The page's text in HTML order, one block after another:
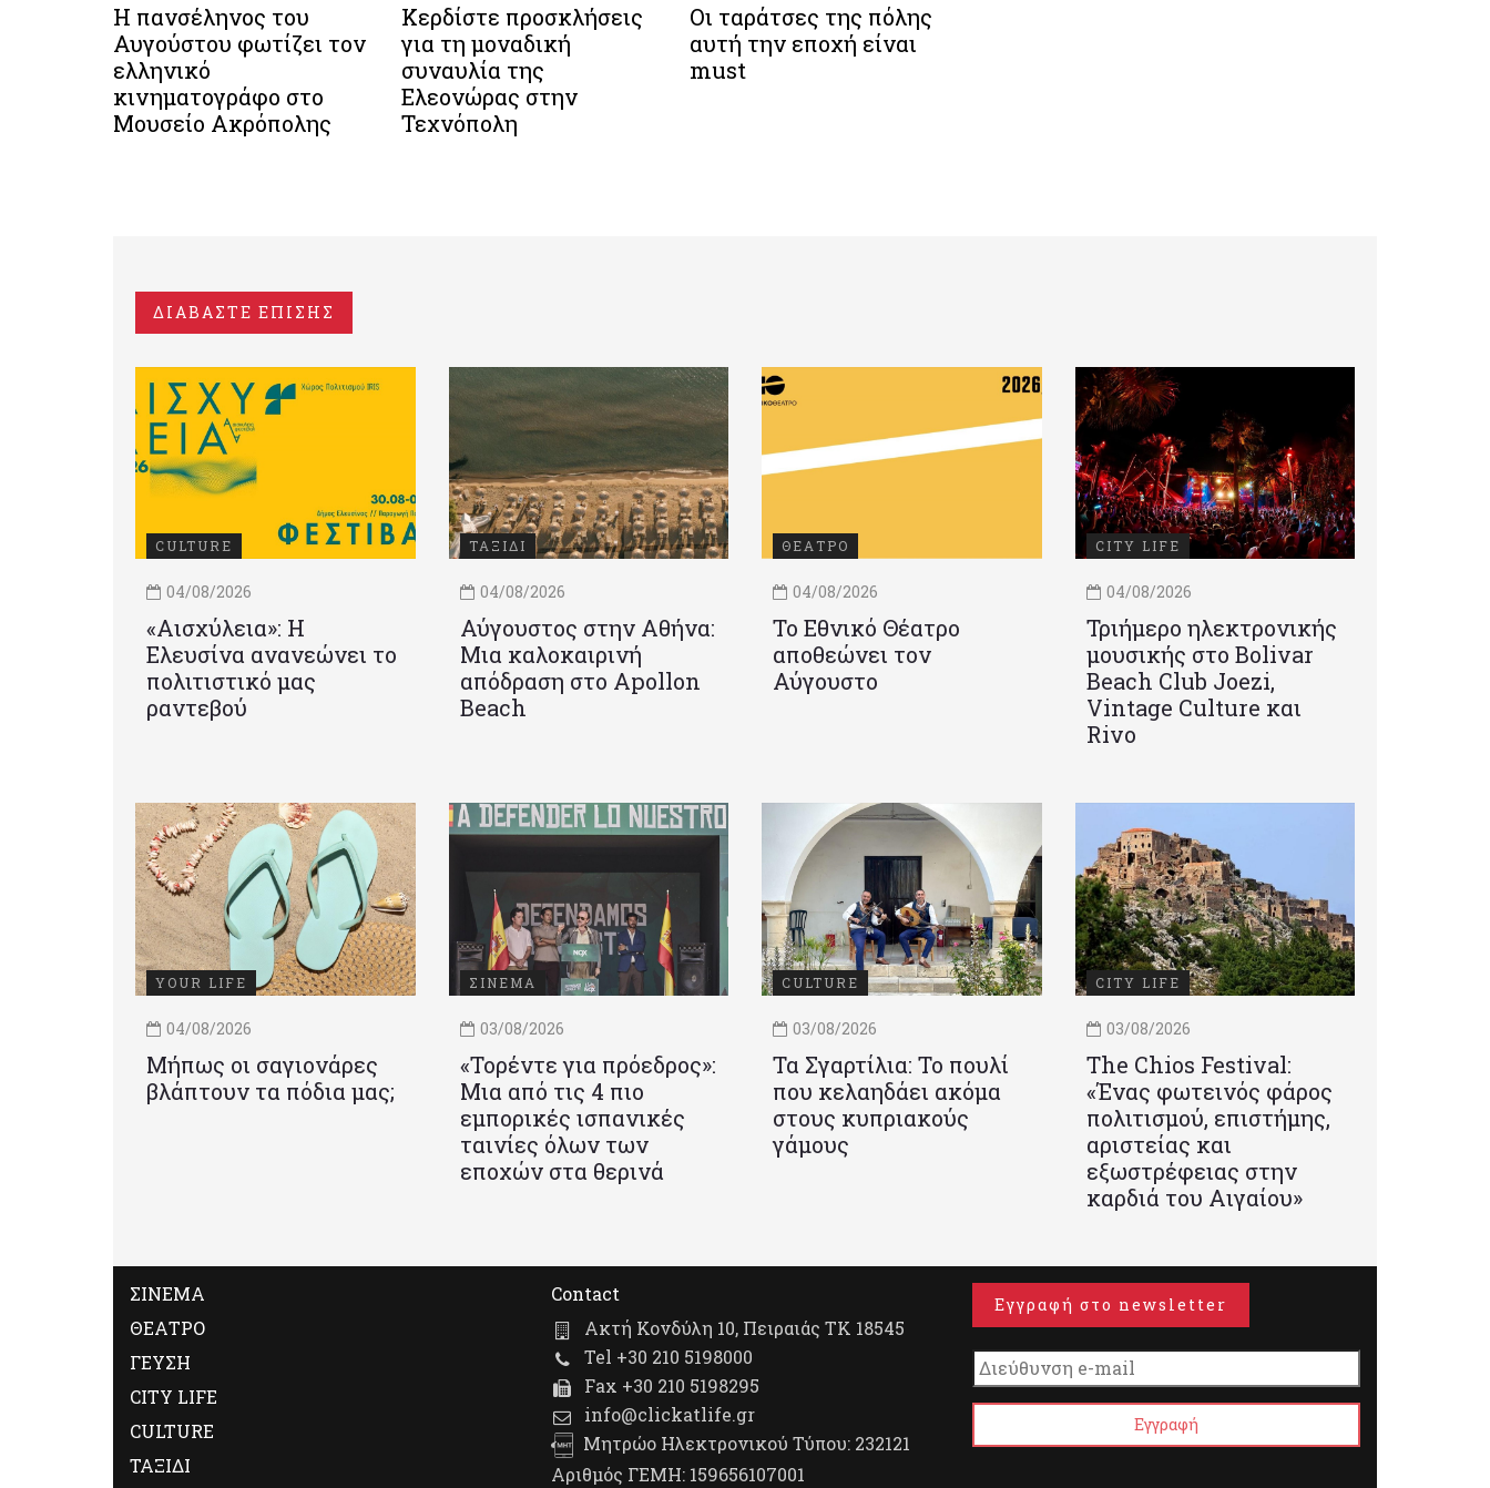
Η πανσέληνος του
Αυγούστου φωτίζει τον
ελληνικό
κινηματογράφο στο
Μουσείο Ακρόπολης
Κερδίστε προσκλήσεις
για τη μοναδική
συναυλία της
Ελεονώρας στην
Τεχνόπολη
Οι ταράτσες της πόλης
αυτή την εποχή είναι
must
ΔΙΑΒΑΣΤΕ ΕΠΙΣΗΣ
CULTURE
04/08/2026
«Αισχύλεια»: Η
Ελευσίνα ανανεώνει το
πολιτιστικό μας
ραντεβού
ΤΑΞΙΔΙ
04/08/2026
Αύγουστος στην Αθήνα:
Μια καλοκαιρινή
απόδραση στο Apollon
Beach
ΘΕΑΤΡΟ
04/08/2026
Το Εθνικό Θέατρο
αποθεώνει τον
Αύγουστο
CITY LIFE
04/08/2026
Τριήμερο ηλεκτρονικής
μουσικής στο Bolivar
Beach Club Joezi,
Vintage Culture και
Rivo
YOUR LIFE
04/08/2026
Μήπως οι σαγιονάρες
βλάπτουν τα πόδια μας;
ΣΙΝΕΜΑ
03/08/2026
«Τορέντε για πρόεδρος»:
Mια από τις 4 πιο
εμπορικές ισπανικές
ταινίες όλων των
εποχών στα θερινά
CULTURE
03/08/2026
Τα Σγαρτίλια: Το πουλί
που κελαηδάει ακόμα
στους κυπριακούς
γάμους
CITY LIFE
03/08/2026
Τhe Chios Festival:
«Ένας φωτεινός φάρος
πολιτισμού, επιστήμης,
αριστείας και
εξωστρέφειας στην
καρδιά του Αιγαίου»
ΣΙΝΕΜΑ
ΘΕΑΤΡΟ
ΓΕΥΣΗ
CITY LIFE
CULTURE
ΤΑΞΙΔΙ
Contact
Ακτή Κονδύλη 10, Πειραιάς ΤΚ 18545
Tel +30 210 5198000
Fax +30 210 5198295
info@clickatlife.gr
Μητρώο Ηλεκτρονικού Τύπου: 232121
Αριθμός ΓΕΜΗ: 159656107001
Εγγραφή στο newsletter